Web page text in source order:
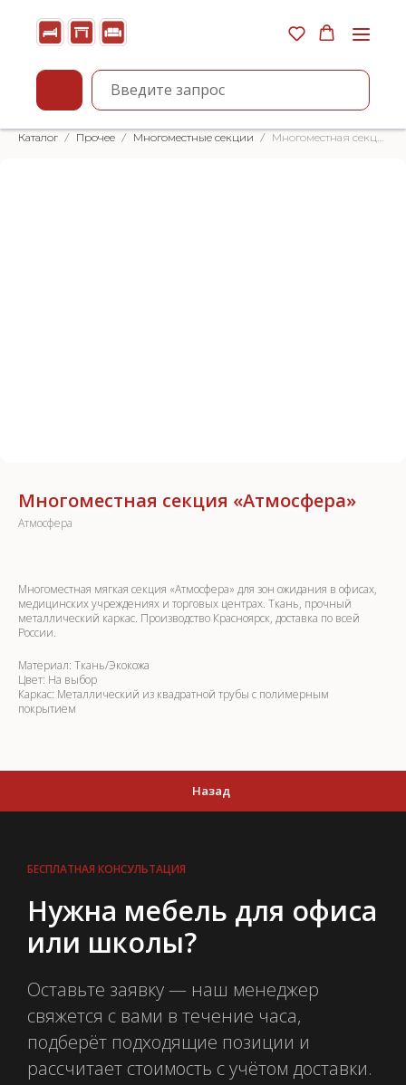
Каталог Прочее Многоместные секции Многоместная секция «Атмосфера»
Многоместная секция «Атмосфера»
Атмосфера
Многоместная мягкая секция «Атмосфера» для зон ожидания в офисах,
медицинских учреждениях и торговых центрах. Ткань, прочный
металлический каркас. Производство Красноярск, доставка по всей
России.
Материал: Ткань/Экокожа
Цвет: На выбор
Каркас: Металлический из квадратной трубы с полимерным
покрытием
Назад
БЕСПЛАТНАЯ КОНСУЛЬТАЦИЯ
Нужна мебель для офиса
или школы?
Оставьте заявку — наш менеджер
свяжется с вами в течение часа,
подберёт подходящие позиции и
рассчитает стоимость с учётом доставки.